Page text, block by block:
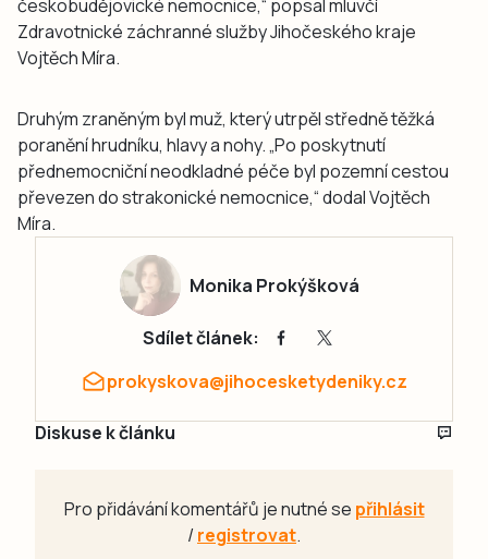
českobudějovické nemocnice,“ popsal mluvčí
Zdravotnické záchranné služby Jihočeského kraje
Vojtěch Míra.
Druhým zraněným byl muž, který utrpěl středně těžká
poranění hrudníku, hlavy a nohy. „Po poskytnutí
přednemocniční neodkladné péče byl pozemní cestou
převezen do strakonické nemocnice,“ dodal Vojtěch
Míra.
Monika Prokýšková
Sdílet článek:
prokyskova@jihocesketydeniky.cz
Diskuse k článku
Pro přidávání komentářů je nutné se přihlásit
/registrovat.